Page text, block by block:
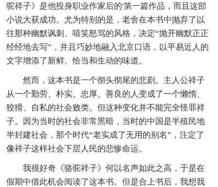
驼祥子》是他投身职业作家后的'第一篇作品，而且这部
小说大获成功。尤为特别的是，老舍在本书中抛弃了以
往那种幽默讽刺、嘻笑怒骂的风格，决定“抛开幽默正正
经经地去写”，并且巧妙地融入北京口语，以平易近人的
文字增添了新鲜、恰当和生动的味道。
然而，这本书是一个彻头彻尾的悲剧。主人公祥子
从一个勤劳、朴实、忠厚、善良的人变成了一个懒惰、
狡猾、自私的社会败类。但这种变化并不能完全怪罪祥
子。因为当时的社会非常黑暗，当时的中国是半殖民地
半封建社会，那个时代“老实成了无用的别名”，注定了
像祥子这样社会下层人民的悲惨命运。
我很好奇《骆驼祥子》何以名声如此之高，于是在
假期中借此机会阅读了这本书。但是合上书后，我想我